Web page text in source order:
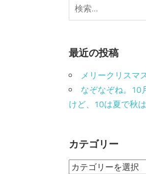
最近の投稿
メリークリスマ
なぞなぞね。10
けど、10は夏で秋
カテゴリー
カ